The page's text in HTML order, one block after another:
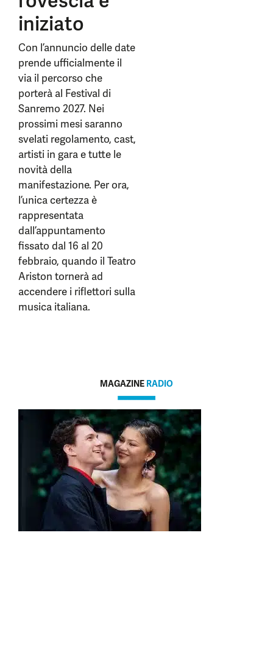
iniziato
Con l’annuncio delle date
prende ufficialmente il
via il percorso che
porterà al Festival di
Sanremo 2027. Nei
prossimi mesi saranno
svelati regolamento, cast,
artisti in gara e tutte le
novità della
manifestazione. Per ora,
l’unica certezza è
rappresentata
dall’appuntamento
fissato dal 16 al 20
febbraio, quando il Teatro
Ariston tornerà ad
accendere i riflettori sulla
musica italiana.
MAGAZINE RADIO